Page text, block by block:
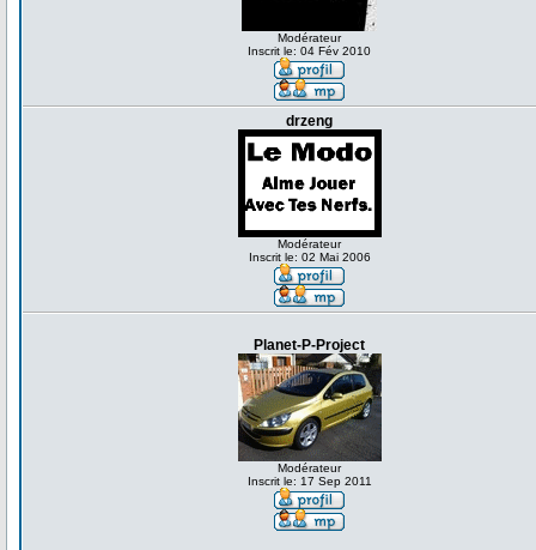
Modérateur
Inscrit le: 04 Fév 2010
drzeng
Modérateur
Inscrit le: 02 Mai 2006
Planet-P-Project
Modérateur
Inscrit le: 17 Sep 2011